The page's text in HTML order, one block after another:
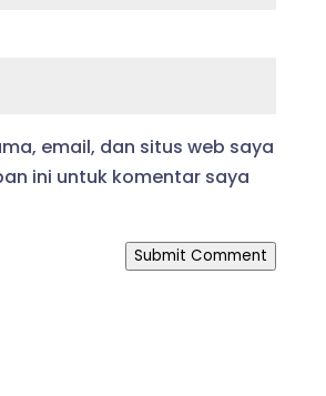
email, dan situs web saya
ini untuk komentar saya
Submit Comment